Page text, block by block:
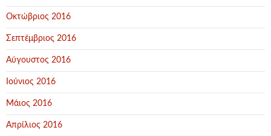
Οκτώβριος 2016
Σεπτέμβριος 2016
Αύγουστος 2016
Ιούνιος 2016
Μάιος 2016
Απρίλιος 2016